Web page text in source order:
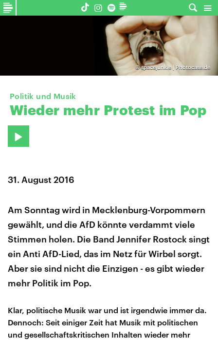
©spacejunkie | Photocase.de
Politik und Musik
Wieder mehr Protest im Pop
31. August 2016
Am Sonntag wird in Mecklenburg-Vorpommern
gewählt, und die AfD könnte verdammt viele
Stimmen holen. Die Band Jennifer Rostock singt
ein Anti AfD-Lied, das im Netz für Wirbel sorgt.
Aber sie sind nicht die Einzigen - es gibt wieder
mehr Politik im Pop.
Klar, politische Musik war und ist irgendwie immer da.
Dennoch: Seit einiger Zeit hat Musik mit politischen
und gesellschaftskritischen Inhalten wieder mehr